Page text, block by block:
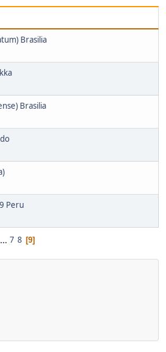
Brasilia
Brasilia
Peru
... 7 8 9